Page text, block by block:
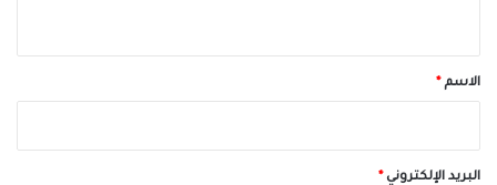
*الاسم*
البريد الإلكتروني*